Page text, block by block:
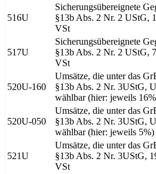
516U
Sicherungsübereignete
§13b Abs. 2 Nr. 2 UStG,
VSt
517U
Sicherungsübereignete
§13b Abs. 2 Nr. 2 UStG,
VSt
520U-160
Umsätze, die unter das
§13b Abs. 2 Nr. 3UStG,
wählbar (hier: jeweils
520U-050
Umsätze, die unter das
§13b Abs. 2 Nr. 3UStG,
wählbar (hier: jeweils 5%)
521U
Umsätze, die unter das
§13b Abs. 2 Nr. 3UStG,
VSt